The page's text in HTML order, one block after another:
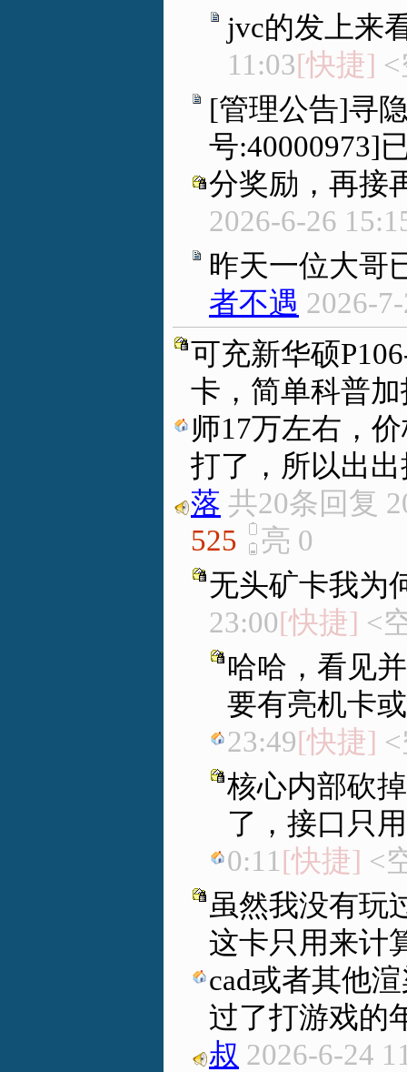
jvc的发上来
11:03[快捷]
[管理公告]寻
号:40000973]
分奖励，再接
2026-6-26
昨天一位大哥
者不遇 2026-
可充新华硕
卡，简单科普
师17万左右，
打了，所以出
落 共20条回复
525
亮 0
无头矿卡我为
23:00[快捷] <
哈哈，看见
要有亮机卡
23:49[快捷]
核心内部砍
了，接口只
0:11 [快捷] <
虽然我没有玩
这卡只用来计
cad或者其他
过了打游戏的
叔 2026-6-24